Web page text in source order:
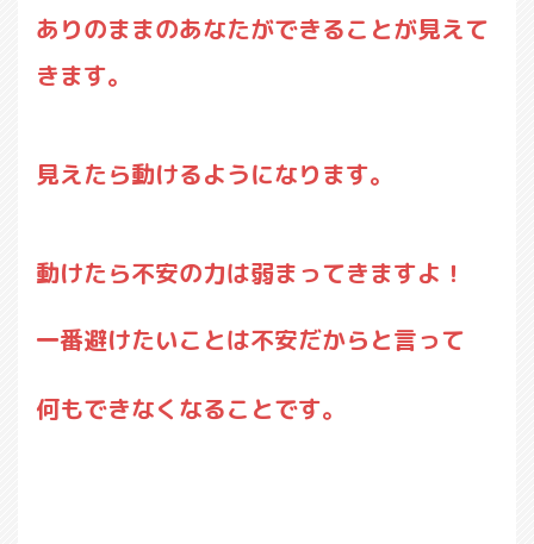
ありのままのあなたができることが見えて
きます。
見えたら動けるようになります。
動けたら不安の力は弱まってきますよ！
一番避けたいことは不安だからと言って
何もできなくなることです。